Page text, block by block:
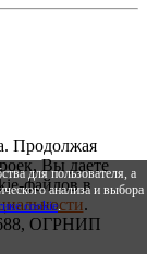
для пользователя, а
анализа и выбора
cookie.
Продолжая
Вы даете
файлов в
.
ОГРНИП